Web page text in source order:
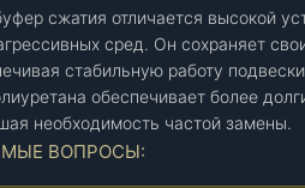
сжатия отличается высокой
сред. Он сохраняет
стабильную работу
обеспечивает более
необходимость частой замены.
ВОПРОСЫ: